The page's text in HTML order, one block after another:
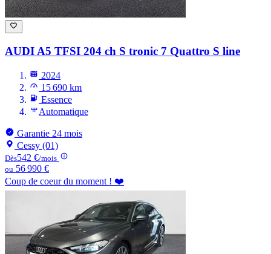
AUDI A5 TFSI 204 ch S tronic 7 Quattro S line
2024
15 690 km
Essence
Automatique
Garantie 24 mois
Cessy (01)
Dès542 €/mois
ou 56 990 €
Coup de coeur du moment ! ❤️